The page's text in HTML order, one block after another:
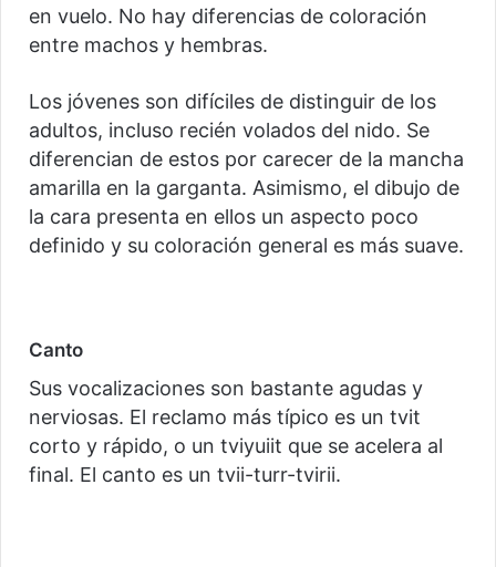
en vuelo. No hay diferencias de coloración
entre machos y hembras.
Los jóvenes son difíciles de distinguir de los
adultos, incluso recién volados del nido. Se
diferencian de estos por carecer de la mancha
amarilla en la garganta. Asimismo, el dibujo de
la cara presenta en ellos un aspecto poco
definido y su coloración general es más suave.
Canto
Sus vocalizaciones son bastante agudas y
nerviosas. El reclamo más típico es un tvit
corto y rápido, o un tviyuiit que se acelera al
final. El canto es un tvii-turr-tvirii.